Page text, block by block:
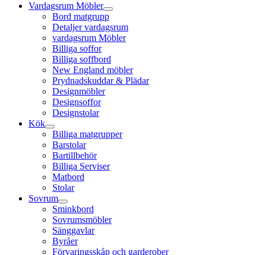
Vardagsrum Möbler
Bord matgrupp
Detaljer vardagsrum
vardagsrum Möbler
Billiga soffor
Billiga soffbord
New England möbler
Prydnadskuddar & Plädar
Designmöbler
Designsoffor
Designstolar
Kök
Billiga matgrupper
Barstolar
Bartillbehör
Billiga Serviser
Matbord
Stolar
Sovrum
Sminkbord
Sovrumsmöbler
Sänggavlar
Byråer
Förvaringsskåp och garderober